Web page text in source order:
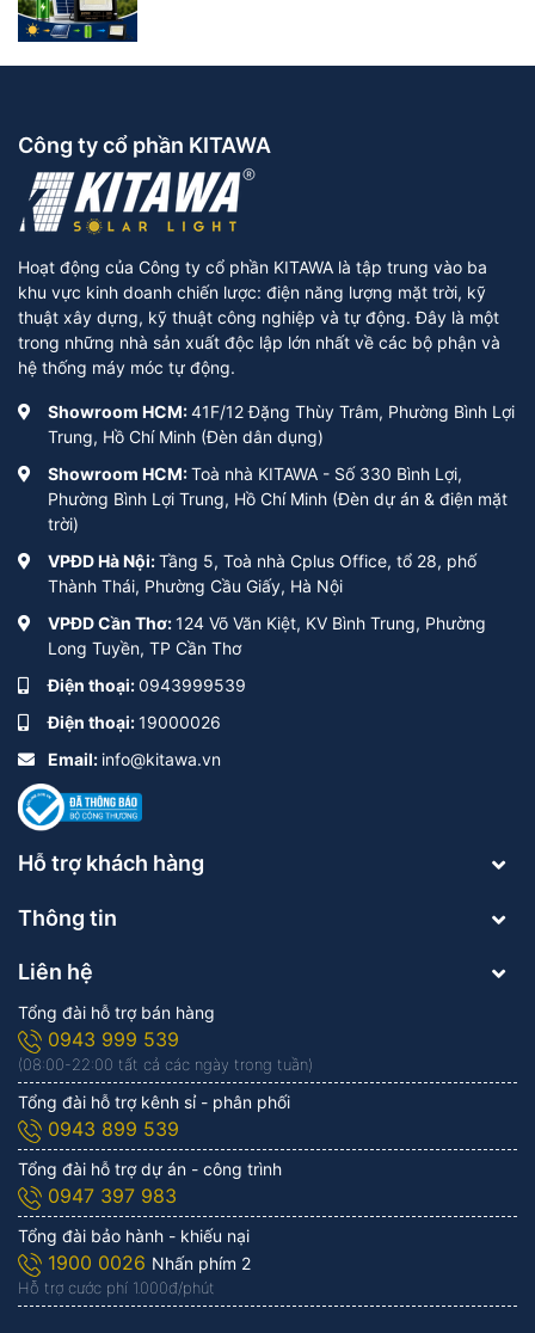
Công ty cổ phần KITAWA
Hoạt động của Công ty cổ phần KITAWA là tập trung vào ba
khu vực kinh doanh chiến lược: điện năng lượng mặt trời, kỹ
thuật xây dựng, kỹ thuật công nghiệp và tự động. Đây là một
trong những nhà sản xuất độc lập lớn nhất về các bộ phận và
hệ thống máy móc tự động.
Showroom HCM:41F/12 Đặng Thùy Trâm, Phường Bình Lợi
Trung, Hồ Chí Minh (Đèn dân dụng)
Showroom HCM:Toà nhà KITAWA - Số 330 Bình Lợi,
Phường Bình Lợi Trung, Hồ Chí Minh (Đèn dự án & điện mặt
trời)
VPĐD Hà Nội:Tầng 5, Toà nhà Cplus Office, tổ 28, phố
Thành Thái, Phường Cầu Giấy, Hà Nội
VPĐD Cần Thơ:124 Võ Văn Kiệt, KV Bình Trung, Phường
Long Tuyền, TP Cần Thơ
Điện thoại:0943999539
Điện thoại:19000026
Email: info@kitawa.vn
Hỗ trợ khách hàng
Thông tin
Liên hệ
Tổng đài hỗ trợ bán hàng
0943 999 539
(08:00-22:00 tất cả các ngày trong tuần)
Tổng đài hỗ trợ kênh sỉ - phân phối
0943 899 539
Tổng đài hỗ trợ dự án - công trình
0947 397 983
Tổng đài bảo hành - khiếu nại
1900 0026 Nhấn phím 2
Hỗ trợ cước phí 1.000đ/phút